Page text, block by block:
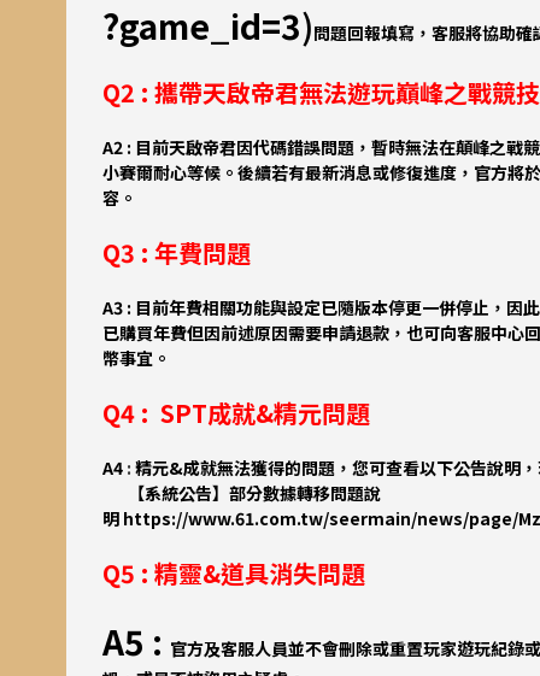
?game_id=3)問題回報填寫，客服將協助
Q2 : 攜帶天啟帝君無法遊玩巔峰之戰競
A2 : 目前天啟帝君因代碼錯誤問題，暫時無法在顛峰之戰
小賽爾耐心等候。後續若有最新消息或修復進度，官方將
容。
Q3 : 年費問題
A3 : 目前年費相關功能與設定已隨版本停更一併停止，因
已購買年費但因前述原因需要申請退款，也可向客服中心
幣事宜。
Q4 : SPT成就&精元問題
A4 : 精元&成就無法獲得的問題，您可查看以下公告說明，
【系統公告】部分數據轉移問題說
明 https://www.61.com.tw/seermain/news/page/
Q5 : 精靈&道具消失問題
A5 : 官方及客服人員並不會刪除或重置玩家遊玩紀錄